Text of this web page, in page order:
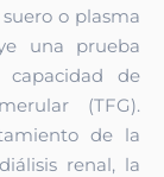
o plasma
una prueba
de
(TFG).
de la
renal, la